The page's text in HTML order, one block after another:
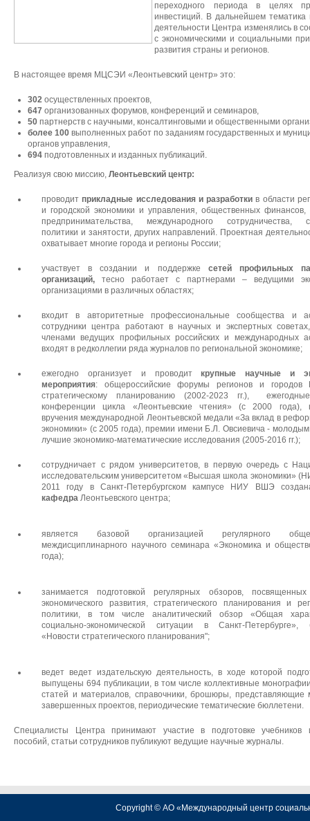
переходного периода в целях
инвестиций. В дальнейшем
деятельности Центра изменялись в
с экономическими и социальными
развития страны и регионов.
В настоящее время МЦСЭИ «Леонтьевский центр» это:
302 осуществленных проектов,
647 организованных форумов, конференций и семинаров,
50 партнерств с научными, консалтинговыми и общественными
более 100 выполненных работ по заданиям государственных и
органов управления,
694 подготовленных и изданных публикаций.
Реализуя свою миссию, Леонтьевский центр:
проводитприкладные исследования и разработки в области
и городской экономики и управления, общественных финансов,
предпринимательства, международного сотрудничества,
политики и занятости, других направлений. Проектная
охватывает многие города и регионы России;
участвует в создании и поддержке сетей профильных
организаций, тесно работает с партнерами – ведущими
организациями в различных областях;
входит в авторитетные профессиональные сообщества и
сотрудники центра работают в научных и экспертных
членами ведущих профильных российских и международных
входят в редколлегии ряда журналов по региональной экономике;
ежегодно организует и проводиткрупные научные и
мероприятия: общероссийские форумы регионов и городов
стратегическому планированию (2002-2023 гг.),
конференции цикла «Леонтьевские чтения» (с 2000 года),
вручения международной Леонтьевской медали «За вклад в
экономики» (с 2005 года), премии имени Б.Л. Овсиевича -
лучшие экономико-математические исследования (2005-2016 гг.);
сотрудничает с рядом университетов, в первую очередь с
исследовательским университетом «Высшая школа экономики»
2011 году в Санкт-Петербургском кампусе НИУ ВШЭ
кафедра Леонтьевского центра;
является базовой организацией регулярного
междисциплинарного научного семинара «Экономика и
года);
занимается подготовкой регулярных обзоров,
экономического развития, стратегического планирования и
политики, в том числе аналитический обзор «Общая
социально-экономической ситуации в Санкт-Петербурге»,
«Новости стратегического планирования";
ведет ведет издательскую деятельность, в ходе которой
выпущены 694 публикации, в том числе коллективные
статей и материалов, справочники, брошюры, представляющие
завершенных проектов, периодические тематические бюллетени.
Специалисты Центра принимают участие в подготовке учебников
пособий, статьи сотрудников публикуют ведущие научные журналы.
Copyright © АО «Международный центр